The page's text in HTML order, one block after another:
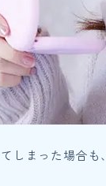
しまった場合